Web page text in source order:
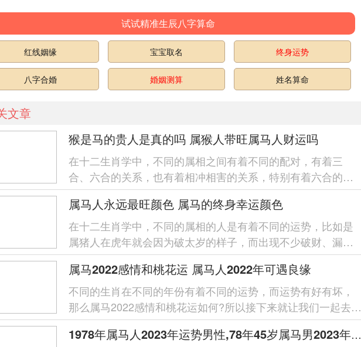
试试精准生辰八字算命
红线姻缘 宝宝取名 终身运势
八字合婚 婚姻测算 姓名算命
文章
猴是马的贵人是真的吗 属猴人带旺属马人财运吗
在十二生肖学中，不同的属相之间有着不同的配对，有着三
合、六合的关系，也有着相冲相害的关系，特别有着六合的关
系的两人是属于对方的六合贵人。如...
属马人永远最旺颜色 属马的终身幸运颜色
在十二生肖学中，不同的属相的人是有着不同的运势，比如是
属猪人在虎年就会因为破太岁的样子，而出现不少破财、漏财
的事情。那么属马人永远最旺颜...
属马2022感情和桃花运 属马人2022年可遇良缘
不同的生肖在不同的年份有着不同的运势，而运势有好有坏，
那么属马2022感情和桃花运如何?所以接下来就让我们一起去分
析一下。属马2022感情和桃...
1978年属马人2023年运势男性,78年45岁属马男2023年每月运程怎么样